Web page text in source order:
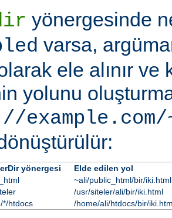
yönergesinde
varsa,
olarak ele alınır
yolunu
yönergesi
Elde edilen yol
~ali/public_html/bir/iki.html
/usr/siteler/ali/bir/iki.html
*/htdocs
/home/ali/htdocs/bir/